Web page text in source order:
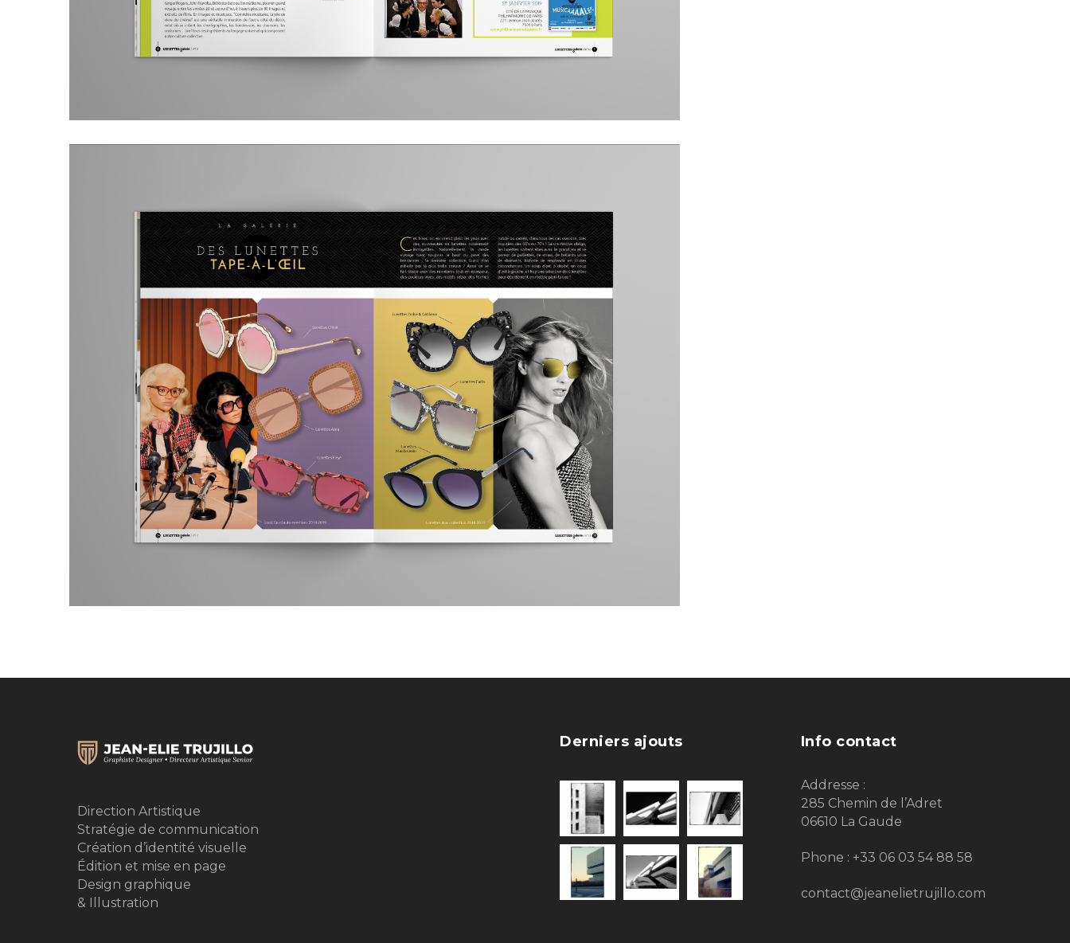
Direction Artistique
Stratégie de communication
Création d’identité visuelle
Édition et mise en page
Design graphique
& Illustration
Derniers ajouts Info contact
Addresse :
285 Chemin de l’Adret
06610 La Gaude
Phone : +33 06 03 54 88 58
contact@jeanelietrujillo.com